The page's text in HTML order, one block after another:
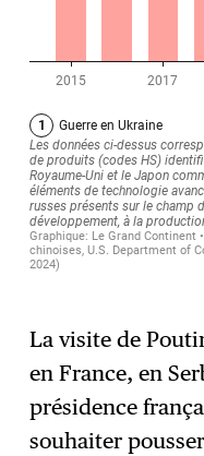
La visite de
en France, en
présidence
souhaiter